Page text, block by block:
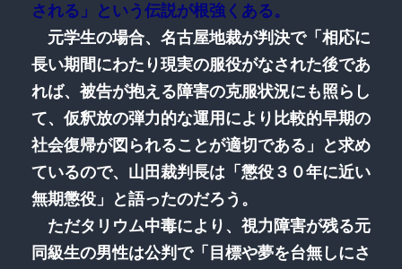
される」という伝説が根強くある。
元学生の場合、名古屋地裁が判決で「相応に
長い期間にわたり現実の服役がなされた後であ
れば、被告が抱える障害の克服状況にも照らし
て、仮釈放の弾力的な運用により比較的早期の
社会復帰が図られることが適切である」と求め
ているので、山田裁判長は「懲役３０年に近い
無期懲役」と語ったのだろう。
ただタリウム中毒により、視力障害が残る元
同級生の男性は公判で「目標や夢を台無しにさ